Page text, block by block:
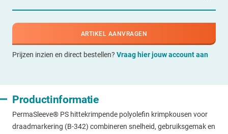
ARTIKEL AANVRAGEN
Prijzen inzien en direct bestellen? Vraag hier jouw account aan
Productinformatie
PermaSleeve® PS hittekrimpende polyolefin krimpkousen voor
draadmarkering (B-342) combineren snelheid, gebruiksgemak en